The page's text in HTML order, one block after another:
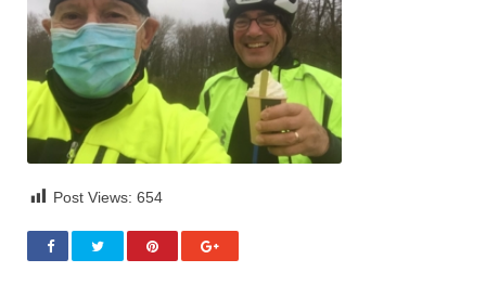
Post Views: 654